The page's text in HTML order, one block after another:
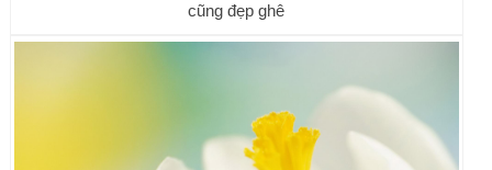
cũng đẹp ghê